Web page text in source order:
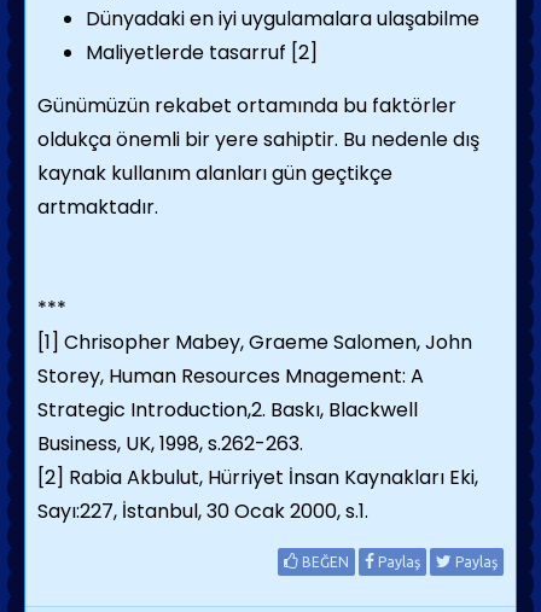
Dünyadaki en iyi uygulamalara ulaşabilme
Maliyetlerde tasarruf [2]
Günümüzün rekabet ortamında bu faktörler
oldukça önemli bir yere sahiptir. Bu nedenle dış
kaynak kullanım alanları gün geçtikçe
artmaktadır.
***
[1] Chrisopher Mabey, Graeme Salomen, John
Storey, Human Resources Mnagement: A
Strategic Introduction,2. Baskı, Blackwell
Business, UK, 1998, s.262-263.
[2] Rabia Akbulut, Hürriyet İnsan Kaynakları Eki,
Sayı:227, İstanbul, 30 Ocak 2000, s.1.
BEĞEN Paylaş Paylaş